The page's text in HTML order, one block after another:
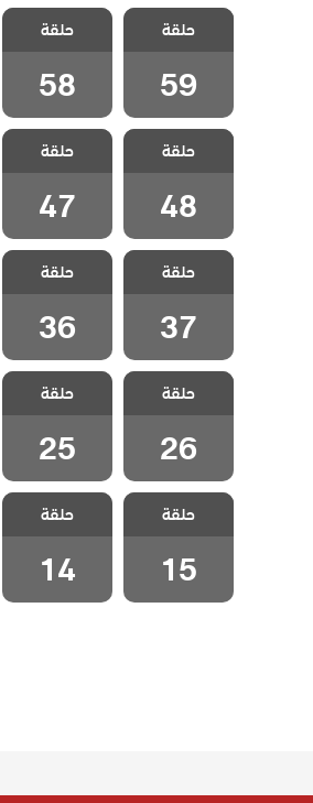
مسلسل مد وجزر
مدبلج الحلقة 59
حلقة
59
مسلسل مد وجزر
مدبلج الحلقة 58
حلقة
58
مسلسل مد وجزر
مدبلج الحلقة 48
حلقة
48
مسلسل مد وجزر
مدبلج الحلقة 47
حلقة
47
مسلسل مد وجزر
مدبلج الحلقة 37
حلقة
37
مسلسل مد وجزر
مدبلج الحلقة 36
حلقة
36
مسلسل مد وجزر
مدبلج الحلقة 26
حلقة
26
مسلسل مد وجزر
مدبلج الحلقة 25
حلقة
25
مسلسل مد وجزر
مدبلج الحلقة 15
حلقة
15
مسلسل مد وجزر
مدبلج الحلقة 14
حلقة
14